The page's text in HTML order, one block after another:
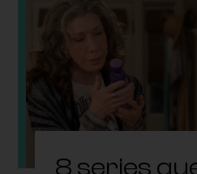
8 series